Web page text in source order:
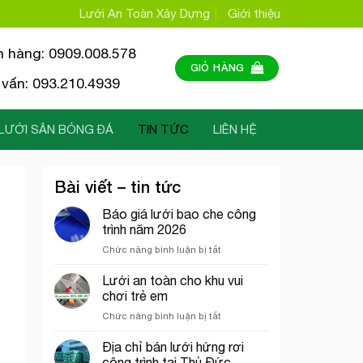
Lưới An Toàn Xây Dựng Giới thiệu
hàng: 0909.008.578
093.210.4939
GIỎ HÀNG
SÂN BÓNG ĐÁ TIN TỨC LIÊN HỆ
Bài viết – tin tức
Báo giá lưới bao che công
trình năm 2026
Chức năng bình luận bị tắt
giá
trình
năm
Lưới an toàn cho khu vui
chơi trẻ em
Chức năng bình luận bị tắt
an
toàn
Địa chỉ bán lưới hứng rơi